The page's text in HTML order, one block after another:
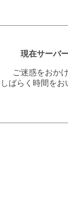
現在サーバ
ご迷惑をおか
しばらく時間を